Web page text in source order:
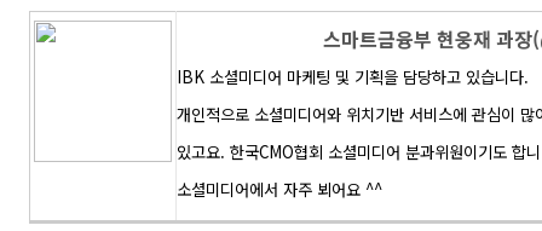
스마트금융부 현웅재 과
IBK 소셜미디어 마케팅 및 기획을 담당하고 있습니다.
개인적으로 소셜미디어와 위치기반 서비스에 관심이
있고요. 한국CMO협회 소셜미디어 분과위원이기도 합
소셜미디어에서 자주 뵈어요 ^^